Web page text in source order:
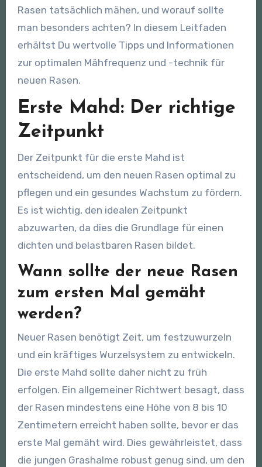
Rasen tatsächlich mähen, und worauf sollte
man besonders achten? In diesem Leitfaden
erhältst Du wertvolle Tipps und Informationen
zur optimalen Mähfrequenz und -technik für
neuen Rasen.
Erste Mahd: Der richtige
Zeitpunkt
Der Zeitpunkt für die erste Mahd ist
entscheidend, um den neuen Rasen optimal zu
pflegen und ein gesundes Wachstum zu fördern.
Es ist wichtig, den idealen Zeitpunkt
abzuwarten, da dies die Grundlage für einen
dichten und belastbaren Rasen bildet.
Wann sollte der neue Rasen
zum ersten Mal gemäht
werden?
Neuer Rasen benötigt Zeit, um festzuwurzeln
und ein kräftiges Wurzelsystem zu entwickeln.
Die erste Mahd sollte daher nicht zu früh
erfolgen. Ein allgemeiner Richtwert besagt, dass
der Rasen mindestens eine Höhe von 8 bis 10
Zentimetern erreicht haben sollte, bevor er das
erste Mal gemäht wird. Dies gewährleistet, dass
die jungen Grashalme robust genug sind, um den